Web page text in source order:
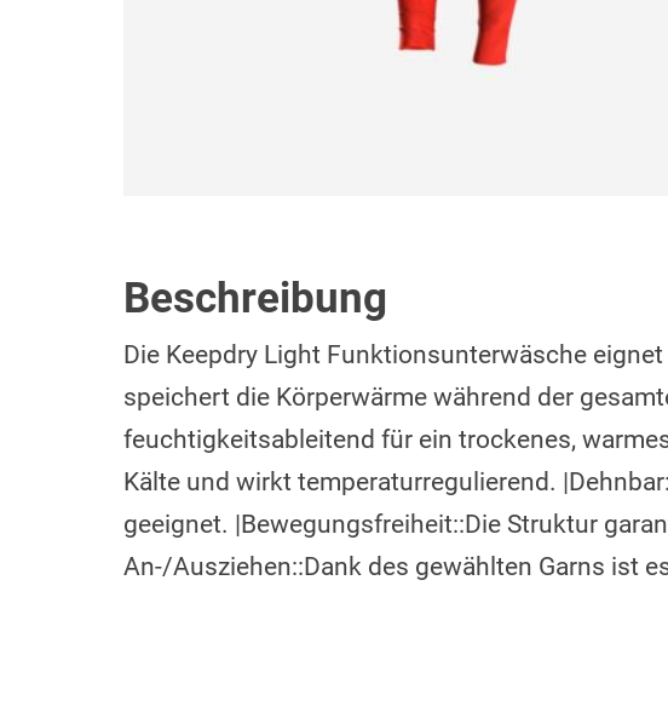
Beschreibung
Die Keepdry Light Funktionsunterwäsche
speichert die Körperwärme während der
feuchtigkeitsableitend für ein trockenes,
Kälte und wirkt temperaturregulierend.
geeignet. |Bewegungsfreiheit::Die Struktur
An-/Ausziehen::Dank des gewählten Garns ist